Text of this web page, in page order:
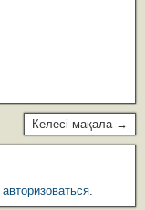
ki
ть
Келесі мақала →
авторизоваться.